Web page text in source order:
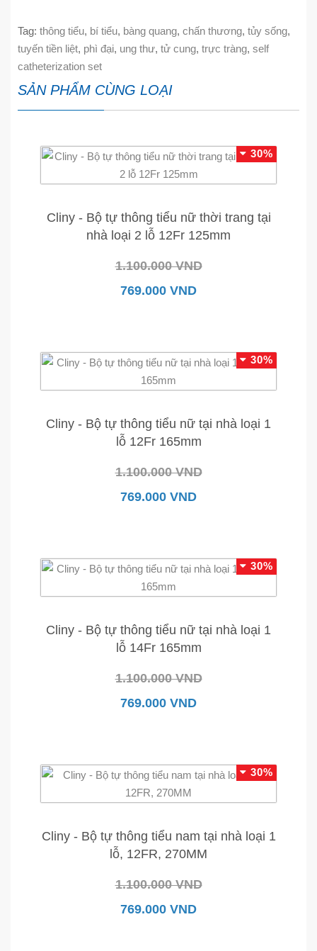
Tag: thông tiểu, bí tiểu, bàng quang, chấn thương, tủy sống,
tuyến tiền liệt, phì đại, ung thư, tử cung, trực tràng, self
catheterization set
SẢN PHẨM CÙNG LOẠI
30%
Cliny - Bộ tự thông tiểu nữ thời trang tại
nhà loại 2 lỗ 12Fr 125mm
1.100.000 VND
769.000 VND
30%
Cliny - Bộ tự thông tiểu nữ tại nhà loại 1
lỗ 12Fr 165mm
1.100.000 VND
769.000 VND
30%
Cliny - Bộ tự thông tiểu nữ tại nhà loại 1
lỗ 14Fr 165mm
1.100.000 VND
769.000 VND
30%
Cliny - Bộ tự thông tiểu nam tại nhà loại 1
lỗ, 12FR, 270MM
1.100.000 VND
769.000 VND